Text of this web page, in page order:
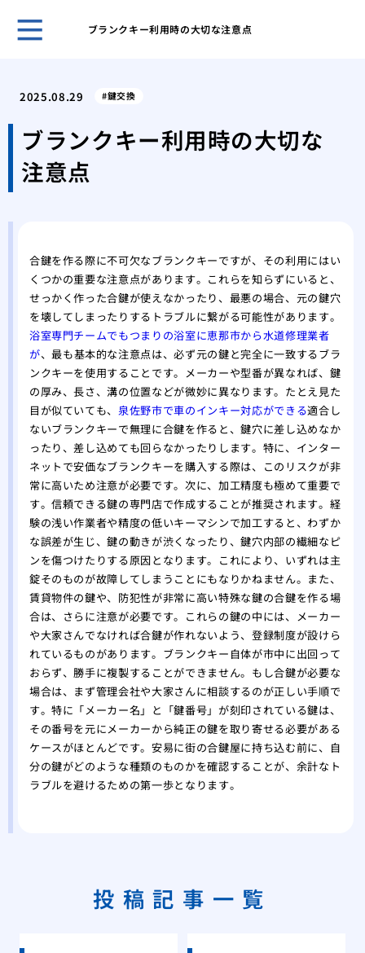
ブランクキー利用時の大切な注意点
場
る
経
私
一日
2025.08.29 鍵交換
ブランクキー利用時の大切な
注意点
合鍵を作る際に不可欠なブランクキーですが、その利用にはい
くつかの重要な注意点があります。これらを知らずにいると、
せっかく作った合鍵が使えなかったり、最悪の場合、元の鍵穴
を壊してしまったりするトラブルに繋がる可能性があります。
浴室専門チームでもつまりの浴室に恵那市から水道修理業者
が、最も基本的な注意点は、必ず元の鍵と完全に一致するブラ
ンクキーを使用することです。メーカーや型番が異なれば、鍵
の厚み、長さ、溝の位置などが微妙に異なります。たとえ見た
目が似ていても、泉佐野市で車のインキー対応ができる適合し
ないブランクキーで無理に合鍵を作ると、鍵穴に差し込めなか
ったり、差し込めても回らなかったりします。特に、インター
ネットで安価なブランクキーを購入する際は、このリスクが非
常に高いため注意が必要です。次に、加工精度も極めて重要で
す。信頼できる鍵の専門店で作成することが推奨されます。経
験の浅い作業者や精度の低いキーマシンで加工すると、わずか
な誤差が生じ、鍵の動きが渋くなったり、鍵穴内部の繊細なピ
ンを傷つけたりする原因となります。これにより、いずれは主
錠そのものが故障してしまうことにもなりかねません。また、
賃貸物件の鍵や、防犯性が非常に高い特殊な鍵の合鍵を作る場
合は、さらに注意が必要です。これらの鍵の中には、メーカー
や大家さんでなければ合鍵が作れないよう、登録制度が設けら
れているものがあります。ブランクキー自体が市中に出回って
おらず、勝手に複製することができません。もし合鍵が必要な
場合は、まず管理会社や大家さんに相談するのが正しい手順で
す。特に「メーカー名」と「鍵番号」が刻印されている鍵は、
その番号を元にメーカーから純正の鍵を取り寄せる必要がある
ケースがほとんどです。安易に街の合鍵屋に持ち込む前に、自
分の鍵がどのような種類のものかを確認することが、余計なト
ラブルを避けるための第一歩となります。
投稿記事一覧